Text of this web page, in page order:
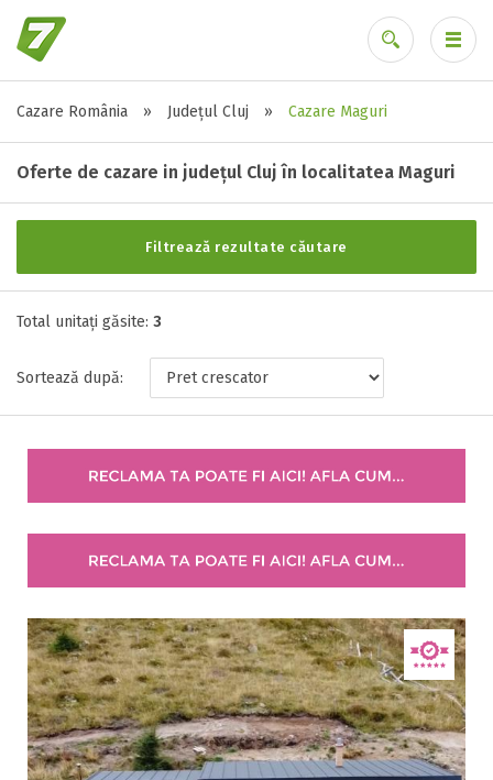
Cazare România » Județul Cluj » Cazare Maguri
Oferte de cazare in județul Cluj în localitatea Maguri
Filtrează rezultate căutare
Alte tipuri de unități
Toate tipurile de unitati de cazari
Casa ( 1 )
1 stea / margareta
2 stele / margarete
4 stele / margarete
5 stele / margarete
Selecteaza pretul
Pret: 0.00-600.00LEI
Facilități
Total unitați găsite: 3
Sortează după: